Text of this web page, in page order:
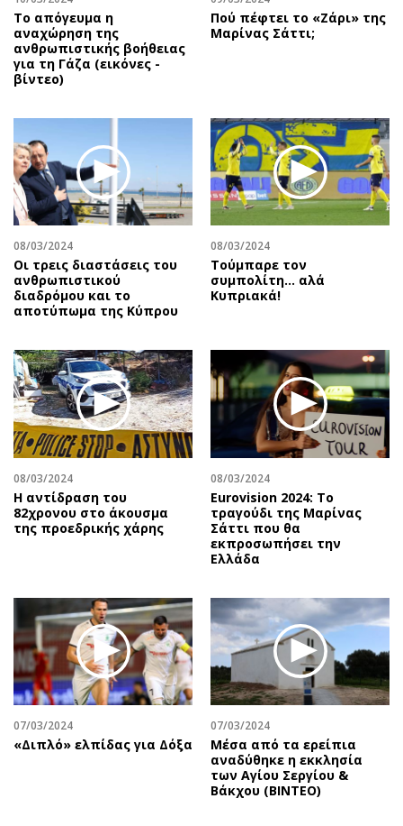
Το απόγευμα η
αναχώρηση της
ανθρωπιστικής βοήθειας
για τη Γάζα (εικόνες -
βίντεο)
Πού πέφτει το «Ζάρι» της
Μαρίνας Σάττι;
08/03/2024
Οι τρεις διαστάσεις του
ανθρωπιστικού
διαδρόμου και το
αποτύπωμα της Κύπρου
08/03/2024
Τούμπαρε τον
συμπολίτη… αλά
Κυπριακά!
08/03/2024
Η αντίδραση του
82χρονου στο άκουσμα
της προεδρικής χάρης
08/03/2024
Eurovision 2024: Το
τραγούδι της Μαρίνας
Σάττι που θα
εκπροσωπήσει την
Ελλάδα
07/03/2024
«Διπλό» ελπίδας για Δόξα
07/03/2024
Μέσα από τα ερείπια
αναδύθηκε η εκκλησία
των Αγίου Σεργίου &
Βάκχου (ΒΙΝΤΕΟ)